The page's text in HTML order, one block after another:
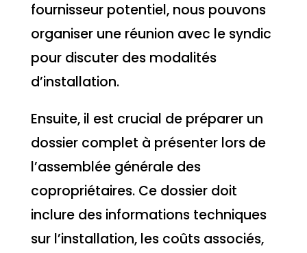
fournisseur potentiel, nous pouvons
organiser une réunion avec le syndic
pour discuter des modalités
d’installation.
Ensuite, il est crucial de préparer un
dossier complet à présenter lors de
l’assemblée générale des
copropriétaires. Ce dossier doit
inclure des informations techniques
sur l’installation, les coûts associés,